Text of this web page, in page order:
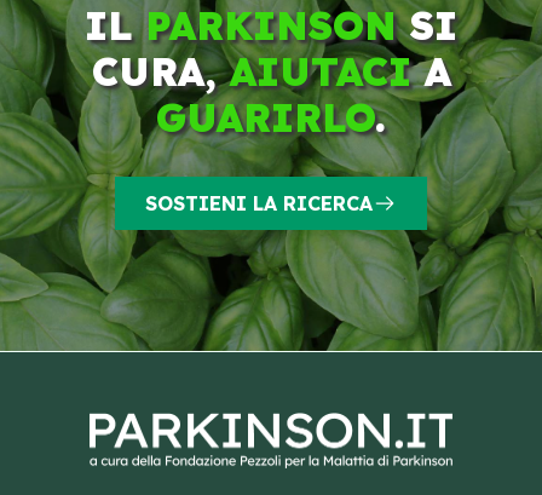
ILPARKINSONSI
CURA,AIUTACIA
GUARIRLO.
SOSTIENI LA RICERCA